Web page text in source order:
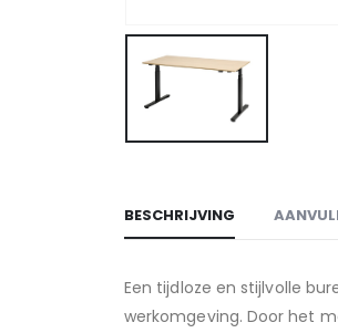
BESCHRIJVING
Een tijdloze en stijlvolle
werkomgeving. Door het